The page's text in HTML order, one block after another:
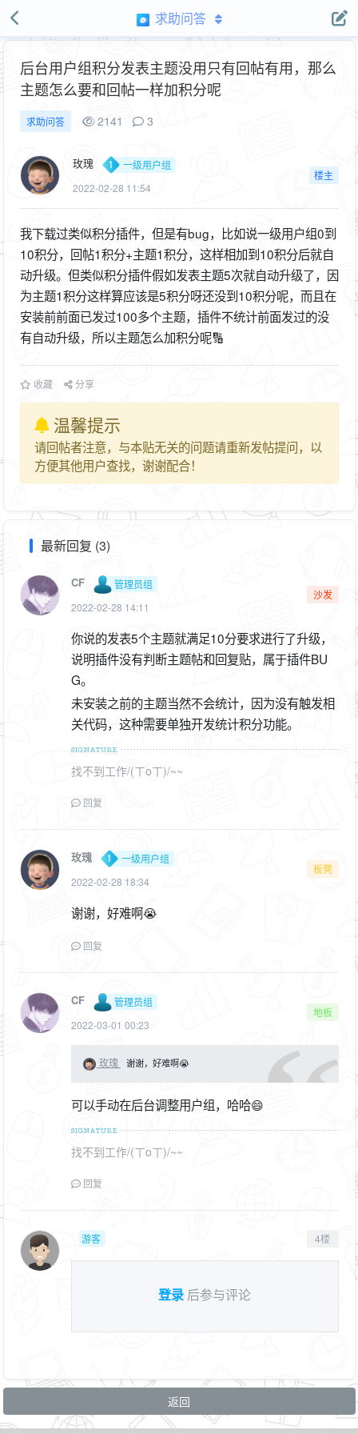
求助问答
后台用户组积分发表主题没用只有回帖有用，那么
主题怎么要和回帖一样加积分呢
求助问答 2141 3
玫瑰
一级用户组
2022-02-28 11:54
楼主
我下载过类似积分插件，但是有bug，比如说一级用户组0到
10积分，回帖1积分+主题1积分，这样相加到10积分后就自
动升级。但类似积分插件假如发表主题5次就自动升级了，因
为主题1积分这样算应该是5积分呀还没到10积分呢，而且在
安装前前面已发过100多个主题，插件不统计前面发过的没
有自动升级，所以主题怎么加积分呢🔢
收藏 分享
温馨提示
请回帖者注意，与本贴无关的问题请重新发帖提问，以
方便其他用户查找，谢谢配合！
最新回复 (3)
CF
管理员组
2022-02-28 14:11
沙发
你说的发表5个主题就满足10分要求进行了升级，
说明插件没有判断主题帖和回复贴，属于插件BU
G。
未安装之前的主题当然不会统计，因为没有触发相
关代码，这种需要单独开发统计积分功能。
找不到工作/(ㄒoㄒ)/~~
回复
玫瑰
一级用户组
2022-02-28 18:34
板凳
谢谢，好难啊😭
回复
CF
管理员组
2022-03-01 00:23
地板
玫瑰 谢谢，好难啊😭
可以手动在后台调整用户组，哈哈😄
找不到工作/(ㄒoㄒ)/~~
回复
游客 4楼
登录 后参与评论
返回